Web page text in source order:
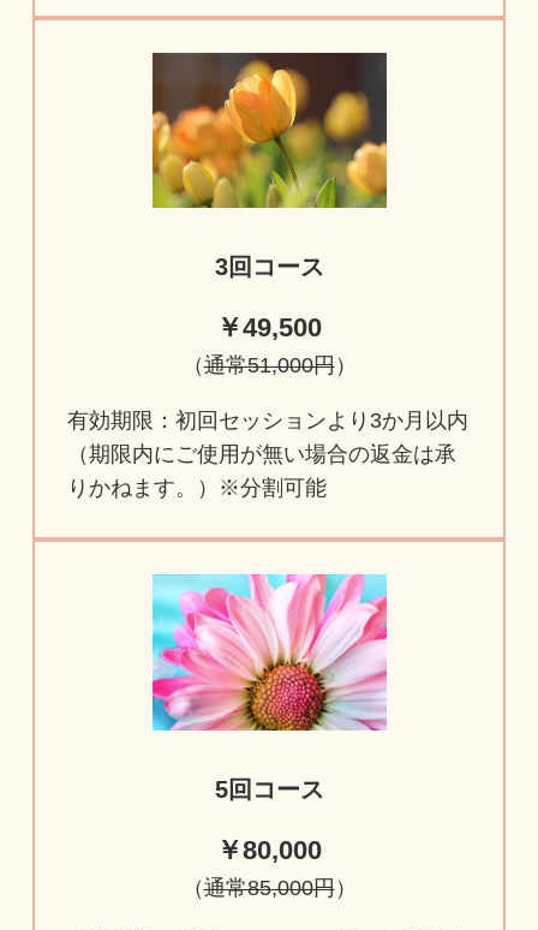
3回コース
￥49,500
（通常51,000円）
有効期限：初回セッションより3か月以内
（期限内にご使用が無い場合の返金は承
りかねます。）※分割可能
5回コース
￥80,000
（通常85,000円）